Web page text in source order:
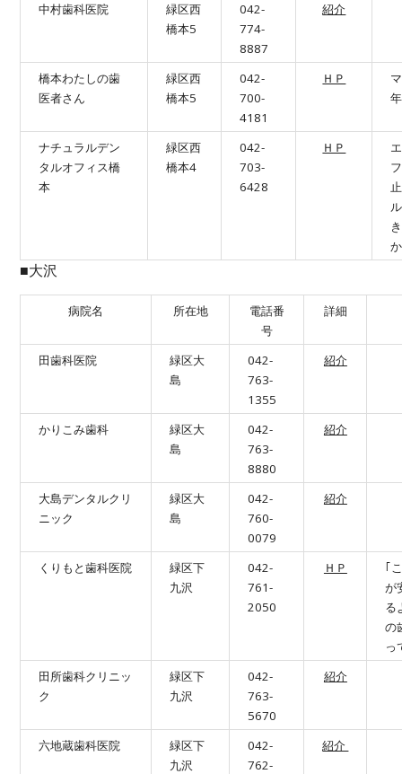
中村歯科医院
緑区西
橋本5
042-
774-
8887
紹介
橋本わたしの歯
医者さん
緑区西
橋本5
042-
700-
4181
ＨＰ
ナチュラルデン
タルオフィス橋
本
緑区西
橋本4
042-
703-
6428
ＨＰ
■大沢
病院名 所在地
電話番
号
詳細
田歯科医院
緑区大
島
042-
763-
1355
紹介
かりこみ歯科
緑区大
島
042-
763-
8880
紹介
大島デンタルクリ
ニック
緑区大
島
042-
760-
0079
紹介
くりもと歯科医院
緑区下
九沢
042-
761-
2050
ＨＰ
｢
が
る
の
っ
田所歯科クリニッ
ク
緑区下
九沢
042-
763-
5670
紹介
六地蔵歯科医院
緑区下
九沢
042-
762-
紹介